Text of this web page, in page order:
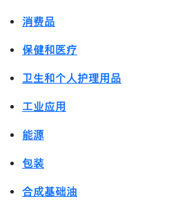
消费品
保健和医疗
卫生和个人护理用品
工业应用
能源
包装
合成基础油